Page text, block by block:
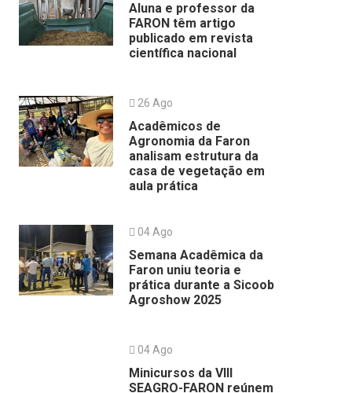
Aluna e professor da
FARON têm artigo
publicado em revista
científica nacional
26 Ago
Acadêmicos de
Agronomia da Faron
analisam estrutura da
casa de vegetação em
aula prática
04 Ago
Semana Acadêmica da
Faron uniu teoria e
prática durante a Sicoob
Agroshow 2025
04 Ago
Minicursos da VIII
SEAGRO-FARON reúnem